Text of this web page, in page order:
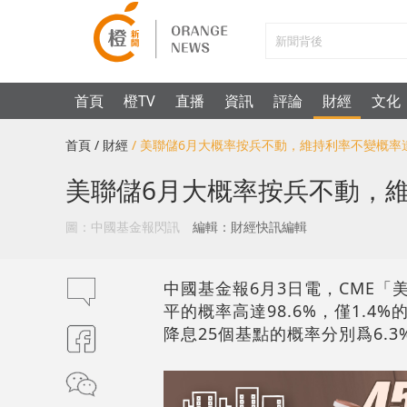
首頁 橙TV 直播 資訊 評論 財經 文化
首頁 / 財經 / 美聯儲6月大概率按兵不動，維持利率不變概率
美聯儲6月大概率按兵不動，
圖：中國基金報閃訊 編輯：財經快訊編輯
中國基金報6月3日電，CME「
平的概率高達98.6%，僅1.4%
降息25個基點的概率分別爲